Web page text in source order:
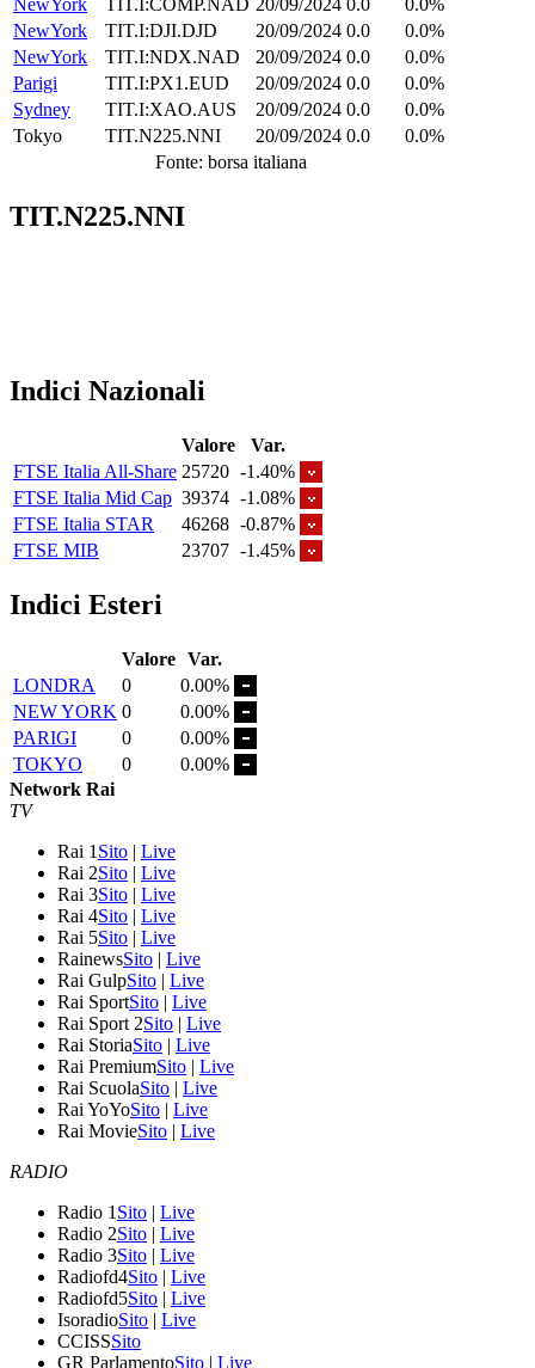
NewYork
TIT.I:DJI.DJD 20/09/2024 0.0
0.0%
NewYork
TIT.I:NDX.NAD 20/09/2024 0.0
0.0%
Parigi
TIT.I:PX1.EUD 20/09/2024 0.0
0.0%
Sydney
TIT.I:XAO.AUS 20/09/2024 0.0
0.0%
Tokyo
TIT.N225.NNI 20/09/2024 0.0
0.0%
Fonte: borsa italiana
TIT.N225.NNI
Indici Nazionali
Valore
Var.
FTSE Italia All-Share 25720 -1.40%
FTSE Italia Mid Cap 39374 -1.08%
FTSE Italia STAR
46268 -0.87%
FTSE MIB
23707 -1.45%
Indici Esteri
Valore Var.
LONDRA
0
0.00%
NEW YORK 0
0.00%
PARIGI
0
0.00%
TOKYO
0
0.00%
Network Rai
TV
Rai 1 Sito | Live
Rai 2Sito | Live
Rai 3Sito | Live
Rai 4Sito | Live
Rai 5Sito | Live
RainewsSito | Live
Rai GulpSito | Live
Rai SportSito | Live
Rai Sport 2Sito | Live
Rai StoriaSito | Live
Rai PremiumSito | Live
Rai ScuolaSito | Live
Rai YoYoSito | Live
Rai MovieSito | Live
RADIO
Radio 1 Sito | Live
Radio 2Sito | Live
Radio 3Sito | Live
Radiofd4Sito | Live
Radiofd5Sito | Live
IsoradioSito | Live
CCISSSito
GR ParlamentoSito | Live